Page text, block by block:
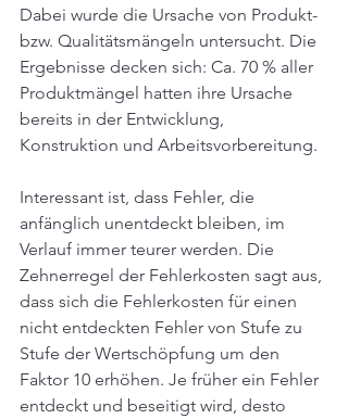
Dabei wurde die Ursache von Produkt-
bzw. Qualitätsmängeln untersucht. Die
Ergebnisse decken sich: Ca. 70 % aller
Produktmängel hatten ihre Ursache
bereits in der Entwicklung,
Konstruktion und Arbeitsvorbereitung.
Interessant ist, dass Fehler, die
anfänglich unentdeckt bleiben, im
Verlauf immer teurer werden. Die
Zehnerregel der Fehlerkosten sagt aus,
dass sich die Fehlerkosten für einen
nicht entdeckten Fehler von Stufe zu
Stufe der Wertschöpfung um den
Faktor 10 erhöhen. Je früher ein Fehler
entdeckt und beseitigt wird, desto